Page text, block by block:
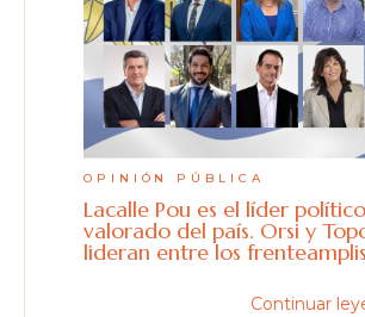
OPINIÓN PÚBLICA
Lacalle Pou es el líder
valorado del país. Orsi y
lideran entre los
Continuar